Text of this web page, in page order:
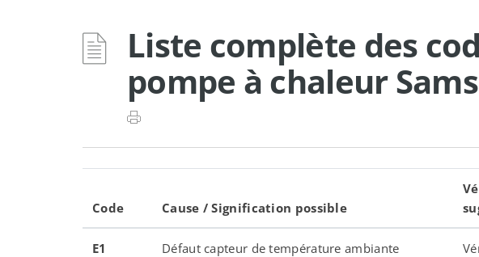
Liste complète des
pompe à chaleur
Code Cause / Signification possible
E1
Défaut capteur de température ambiante